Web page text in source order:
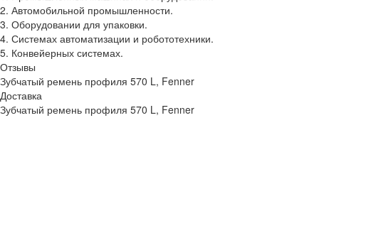
2. Автомобильной промышленности.
3. Оборудовании для упаковки.
4. Системах автоматизации и робототехники.
5. Конвейерных системах.
Отзывы
Зубчатый ремень профиля 570 L, Fenner
Доставка
Зубчатый ремень профиля 570 L, Fenner